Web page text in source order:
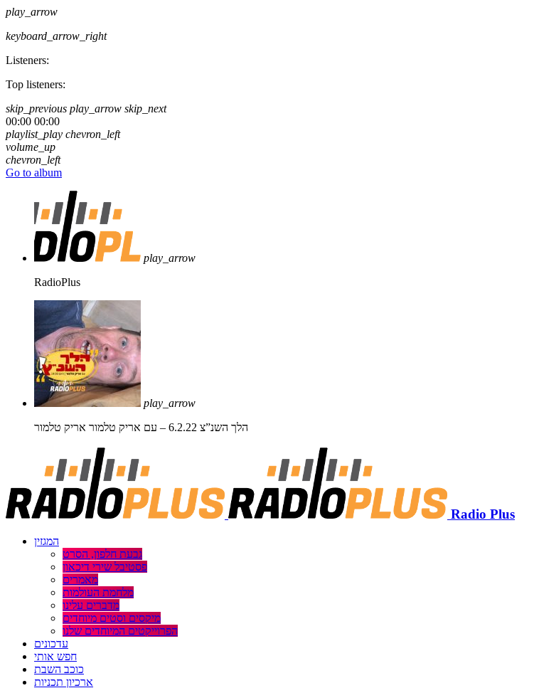
play_arrow
keyboard_arrow_right
Listeners:
Top listeners:
skip_previous play_arrow skip_next
00:00 00:00
playlist_play chevron_left
volume_up
chevron_left
Go to album
play_arrow
RadioPlus
play_arrow
הלך השנ”צ 6.2.22 – עם אריק טלמור
אריק טלמור
Radio Plus
המגזין
גבעת חלפון, הסרט
פסטיבל שירי דיכאון
מאמרים
מלחמת העולמות
מדברים עלינו
מיקסים וסטים מיוחדים
הפרוייקטים המיוחדים שלנו
עדכונים
חפש אותי
כוכב השבת
ארכיון תכניות